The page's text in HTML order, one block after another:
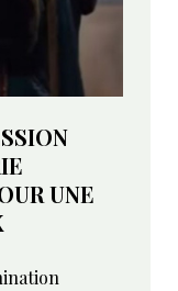
UNE